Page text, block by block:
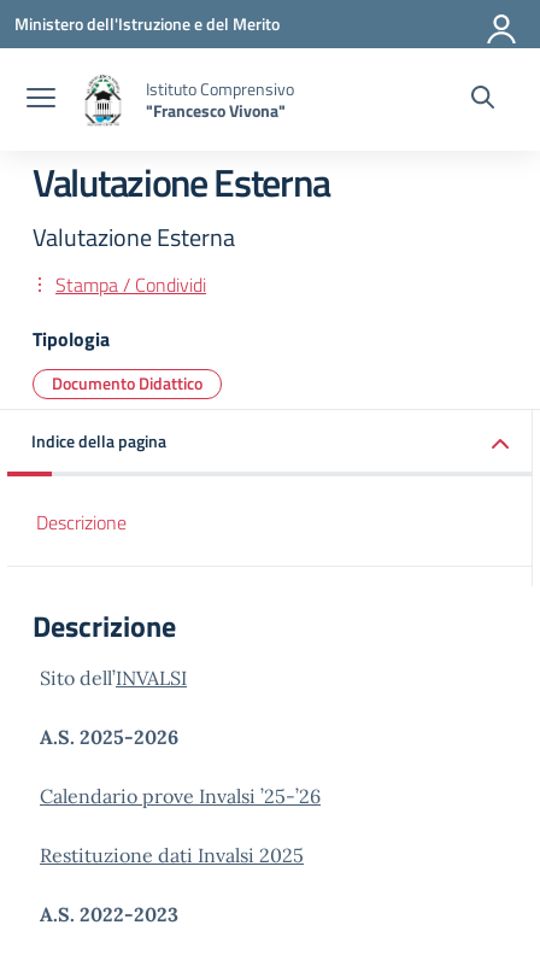
Vai ai contenuti
Vai al menu di navigazione
Vai al footer
Ministero dell'Istruzione e del Merito
Istituto Comprensivo
"Francesco Vivona"
Valutazione Esterna
Valutazione Esterna
Stampa / Condividi
Tipologia
Documento Didattico
Indice della pagina
Descrizione
Descrizione
Sito dell’INVALSI
A.S. 2025-2026
Calendario prove Invalsi ’25-’26
Restituzione dati Invalsi 2025
A.S. 2022-2023